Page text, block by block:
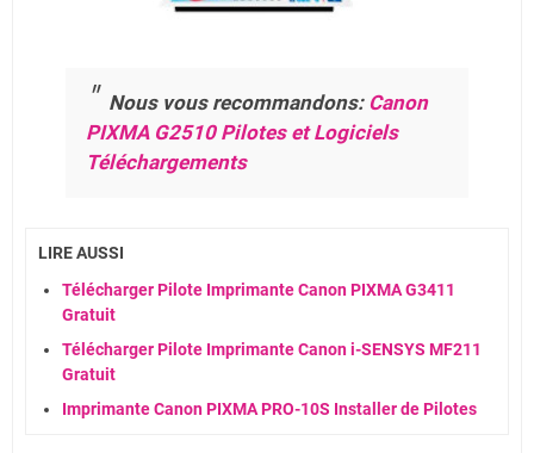
Nous vous recommandons: Canon
PIXMA G2510 Pilotes et Logiciels
Téléchargements
LIRE AUSSI
Télécharger Pilote Imprimante Canon PIXMA G3411
Gratuit
Télécharger Pilote Imprimante Canon i-SENSYS MF211
Gratuit
Imprimante Canon PIXMA PRO-10S Installer de Pilotes